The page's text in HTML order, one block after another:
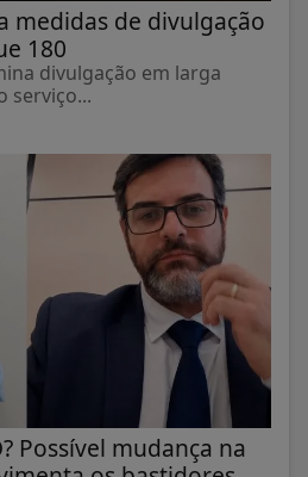
medidas de divulgação
180
divulgação em larga
serviço...
Possível mudança na